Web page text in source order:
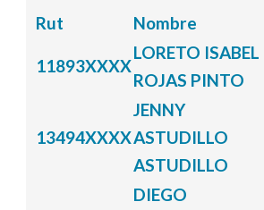
Rut Nombre
11893XXXX
LORETO ISABEL
ROJAS PINTO
13494XXXX
JENNY
ASTUDILLO
ASTUDILLO
DIEGO